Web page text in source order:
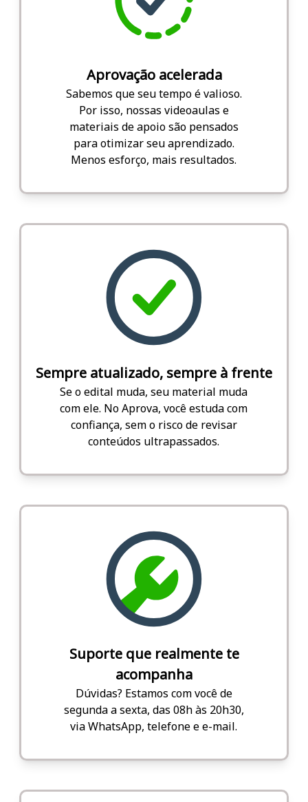
Aprovação acelerada
Sabemos que seu tempo é valioso.
Por isso, nossas videoaulas e
materiais de apoio são pensados
para otimizar seu aprendizado.
Menos esforço, mais resultados.
Sempre atualizado, sempre à frente
Se o edital muda, seu material muda
com ele. No Aprova, você estuda com
confiança, sem o risco de revisar
conteúdos ultrapassados.
Suporte que realmente te
acompanha
Dúvidas? Estamos com você de
segunda a sexta, das 08h às 20h30,
via WhatsApp, telefone e e-mail.